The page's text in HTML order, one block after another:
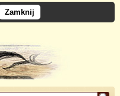
Zamknij